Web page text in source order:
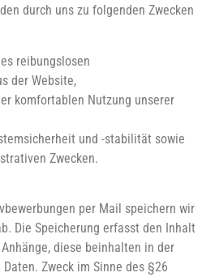
durch uns zu folgenden Zwecken
reibungslosen
der Website,
komfortablen Nutzung unserer
und -stabilität sowie
Zwecken.
per Mail speichern wir
Die Speicherung erfasst den Inhalt
diese beinhalten in der
Zweck im Sinne des §26